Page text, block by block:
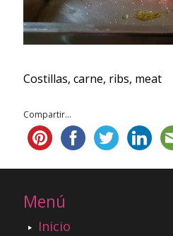
Costillas, carne, ribs, meat
Compartir...
Menú
Inicio